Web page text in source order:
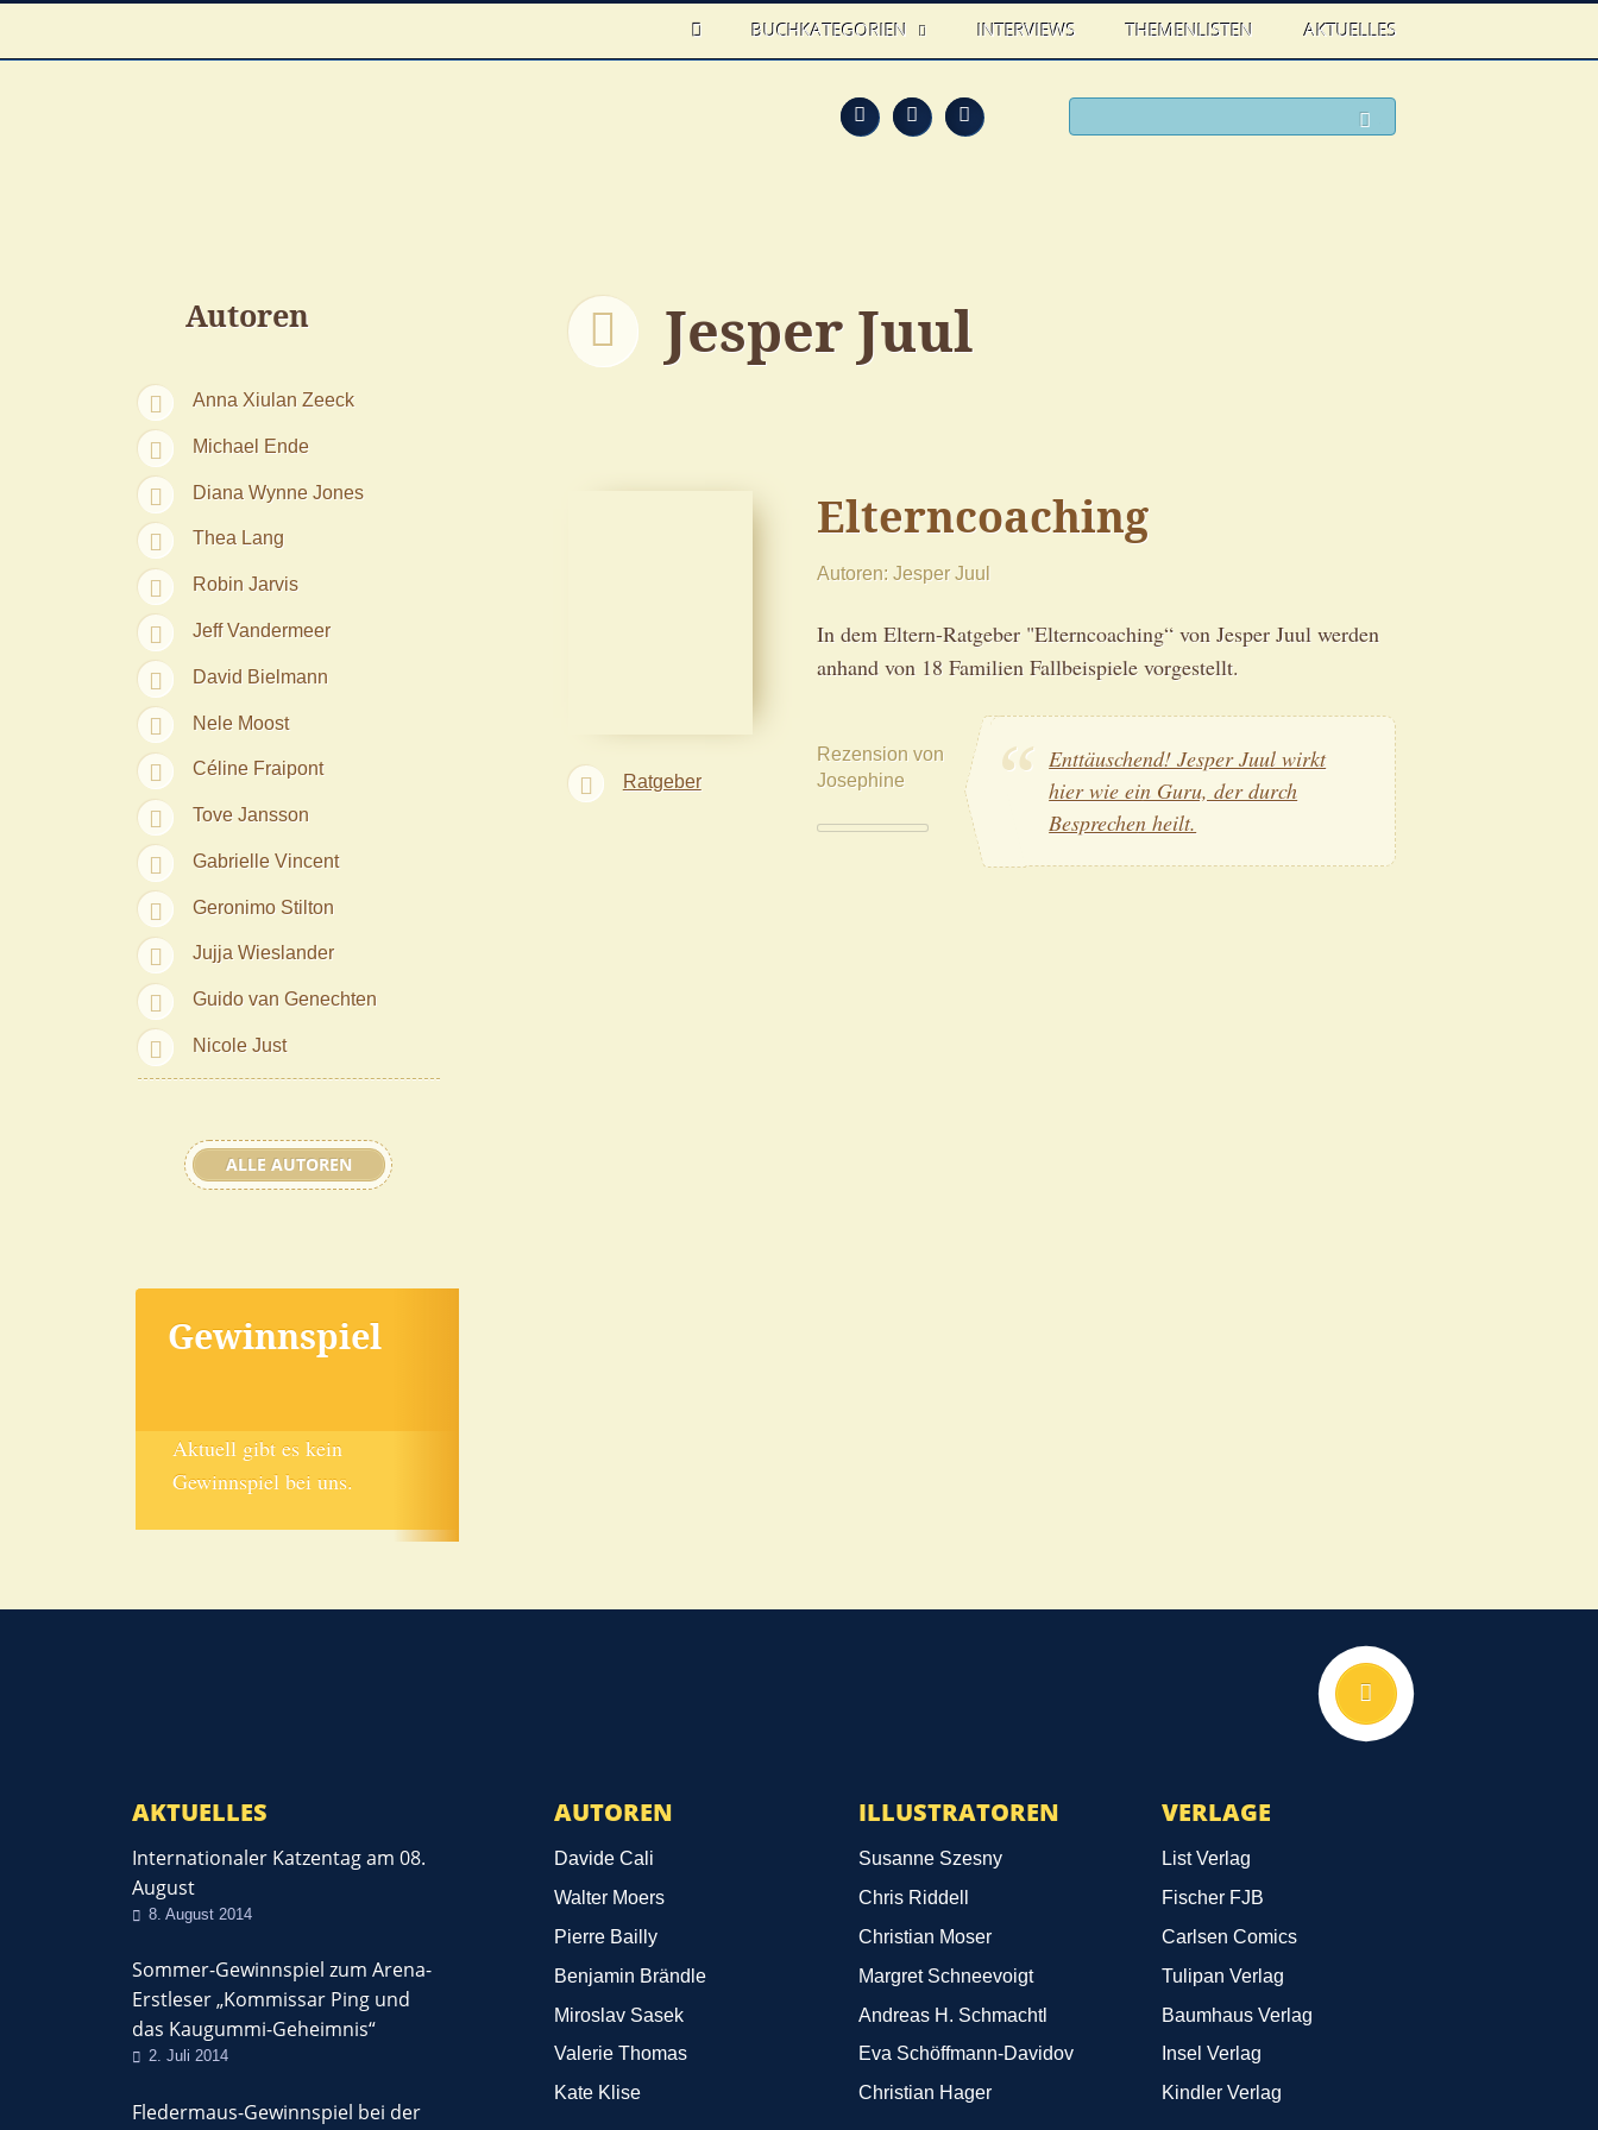
HOME
BUCHKATEGORIEN INTERVIEWS THEMENLISTEN AKTUELLES
Feed FacebookTwitter
Autoren
Anna Xiulan Zeeck
Michael Ende
Diana Wynne Jones
Thea Lang
Robin Jarvis
Jeff Vandermeer
David Bielmann
Nele Moost
Céline Fraipont
Tove Jansson
Gabrielle Vincent
Geronimo Stilton
Jujja Wieslander
Guido van Genechten
Nicole Just
ALLE AUTOREN
Gewinnspiel
Aktuell gibt es kein
Gewinnspiel bei uns.
Jesper Juul
Elterncoaching
Autoren Jesper Juul
In dem Eltern-Ratgeber "Elterncoaching“ von Jesper Juul werden
anhand von 18 Familien Fallbeispiele vorgestellt.
Rezension von
Josephine
Enttäuschend! Jesper Juul wirkt
hier wie ein Guru, der durch
Besprechen heilt.
Ratgeber
AKTUELLES
Internationaler Katzentag am 08.
August
8. August 2014
Sommer-Gewinnspiel zum Arena-
Erstleser „Kommissar Ping und
das Kaugummi-Geheimnis“
2. Juli 2014
Fledermaus-Gewinnspiel bei der
AUTOREN
Davide Cali
Walter Moers
Pierre Bailly
Benjamin Brändle
Miroslav Sasek
Valerie Thomas
Kate Klise
ILLUSTRATOREN
Susanne Szesny
Chris Riddell
Christian Moser
Margret Schneevoigt
Andreas H. Schmachtl
Eva Schöffmann-Davidov
Christian Hager
VERLAGE
List Verlag
Fischer FJB
Carlsen Comics
Tulipan Verlag
Baumhaus Verlag
Insel Verlag
Kindler Verlag